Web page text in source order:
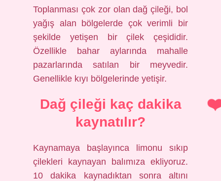
Toplanması çok zor olan dağ çileği, bol
yağış alan bölgelerde çok verimli bir
şekilde yetişen bir çilek çeşididir.
Özellikle bahar aylarında mahalle
pazarlarında satılan bir meyvedir.
Genellikle kıyı bölgelerinde yetişir.
Dağ çileği kaç dakika
kaynatılır?
Kaynamaya başlayınca limonu sıkıp
çilekleri kaynayan balımıza ekliyoruz.
10 dakika kaynadıktan sonra altını